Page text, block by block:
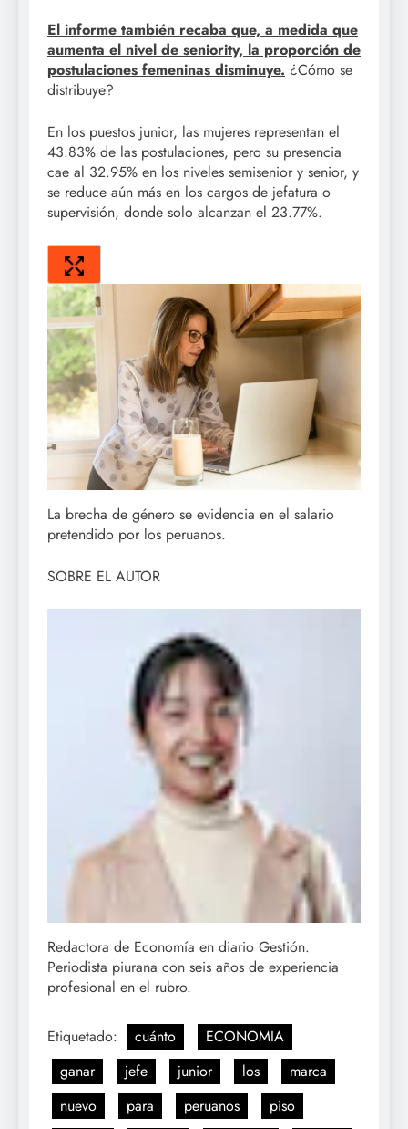
El informe también recaba que, a medida que
aumenta el nivel de seniority, la proporción de
postulaciones femeninas disminuye. ¿Cómo se
distribuye?
En los puestos junior, las mujeres representan el
43.83% de las postulaciones, pero su presencia
cae al 32.95% en los niveles semisenior y senior, y
se reduce aún más en los cargos de jefatura o
supervisión, donde solo alcanzan el 23.77%.
La brecha de género se evidencia en el salario
pretendido por los peruanos.
SOBRE EL AUTOR
Redactora de Economía en diario Gestión.
Periodista piurana con seis años de experiencia
profesional en el rubro.
Etiquetado: cuánto
ECONOMIA
ganar
jefe junior los
marca
nuevo
para peruanos
piso